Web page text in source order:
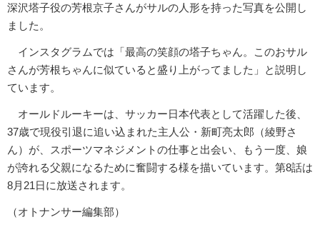
深沢塔子役の芳根京子さんがサルの人形を持った写真を公開し
ました。
インスタグラムでは「最高の笑顔の塔子ちゃん。このおサル
さんが芳根ちゃんに似ていると盛り上がってました」と説明し
ています。
オールドルーキーは、サッカー日本代表として活躍した後、
37歳で現役引退に追い込まれた主人公・新町亮太郎（綾野さ
ん）が、スポーツマネジメントの仕事と出会い、もう一度、娘
が誇れる父親になるために奮闘する様を描いています。第8話は
8月21日に放送されます。
（オトナンサー編集部）